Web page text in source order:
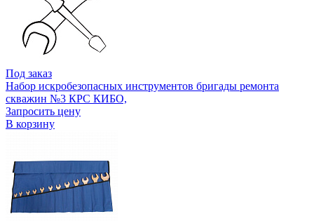
Под заказ
Набор искробезопасных инструментов бригады ремонта
скважин №3 КРС КИБО,
Запросить цену
В корзину